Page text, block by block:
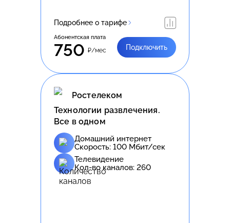
Подробнее о тарифе
Абонентская плата
750 ₽/мес Подключить
Ростелеком
Технологии развлечения.
Все в одном
Домашний интернет
Скорость: 100 Мбит/сек
Телевидение
Кол-во каналов: 260